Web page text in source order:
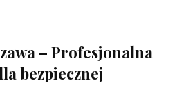
– Profesjonalna
bezpiecznej